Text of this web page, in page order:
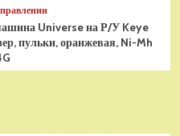
Universe на Р/У Keye
пульки, оранжевая, Ni-Mh
модель